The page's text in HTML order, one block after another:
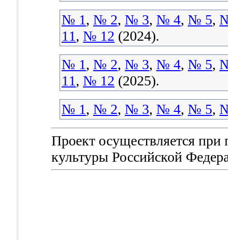
№ 1, № 2, № 3, № 4, № 5,
11, № 12 (2024).
№ 1, № 2, № 3, № 4, № 5,
11, № 12 (2025).
№ 1, № 2, № 3, № 4, № 5,
Проект осуществляется
культуры Российской